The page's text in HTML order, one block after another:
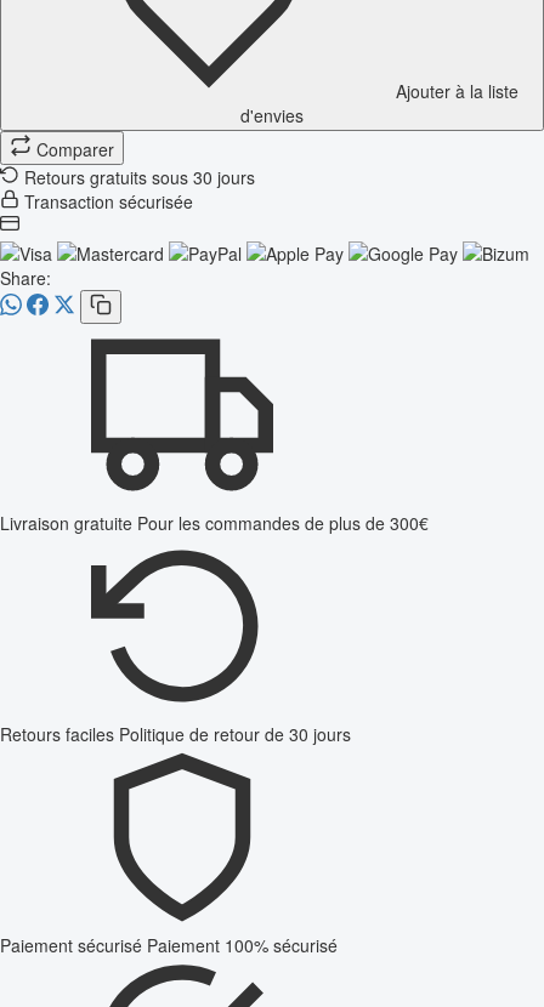
Ajouter à la liste
d'envies
Comparer
Retours gratuits sous 30 jours
Transaction sécurisée
Share:
Livraison gratuite Pour les commandes de plus de 300€
Retours faciles Politique de retour de 30 jours
Paiement sécurisé Paiement 100% sécurisé